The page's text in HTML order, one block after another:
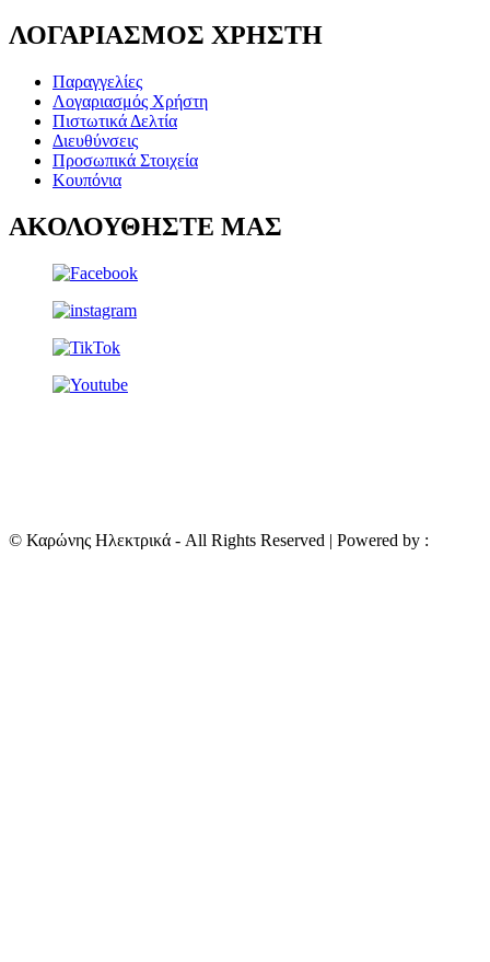
ΛΟΓΑΡΙΑΣΜΟΣ ΧΡΗΣΤΗ
Παραγγελίες
Λογαριασμός Χρήστη
Πιστωτικά Δελτία
Διευθύνσεις
Προσωπικά Στοιχεία
Κουπόνια
ΑΚΟΛΟΥΘΗΣΤΕ ΜΑΣ
© Καρώνης Ηλεκτρικά - All Rights Reserved | Powered by :